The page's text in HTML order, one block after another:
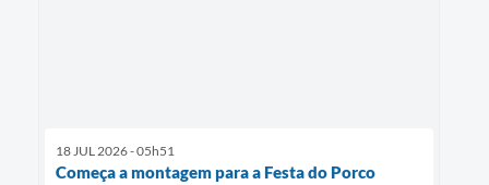
18 JUL 2026 - 05h51
Começa a montagem para a Festa do Porco